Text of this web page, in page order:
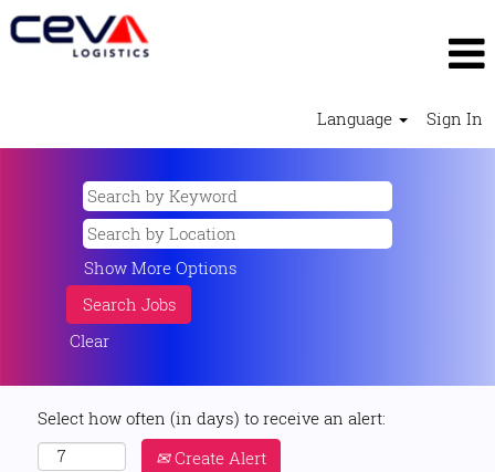
Language Sign In
Show More Options
Clear
Select how often (in days) to receive an alert:
Create Alert